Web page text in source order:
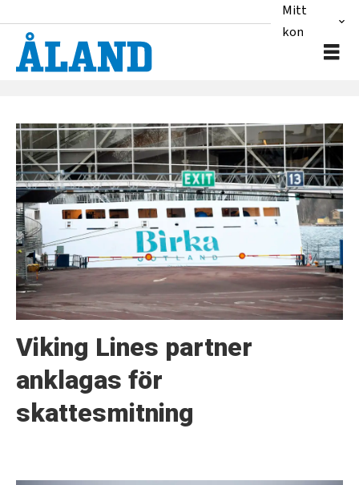
Mitt
konto
Tag:
gotlandsbolaget
Viking Lines partner
anklagas för
skattesmitning